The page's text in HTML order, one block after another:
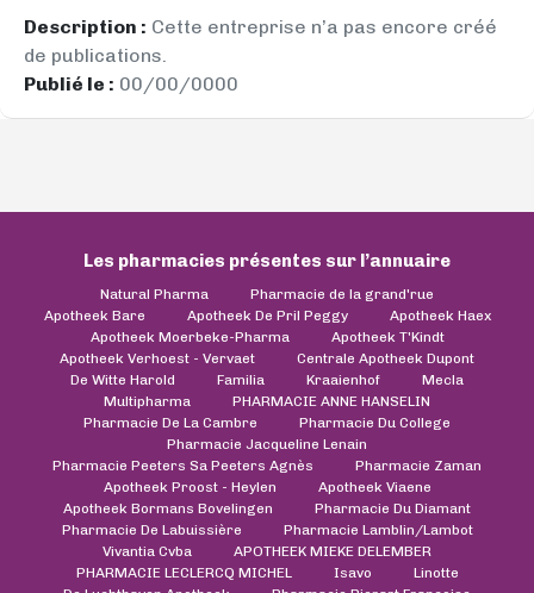
Description : Cette entreprise n’a pas encore créé
de publications.
Publié le : 00/00/0000
Les pharmacies présentes sur l’annuaire
Natural Pharma
Pharmacie de la grand'rue
Apotheek Bare
Apotheek De Pril Peggy
Apotheek Haex
Apotheek Moerbeke-Pharma
Apotheek T'Kindt
Apotheek Verhoest - Vervaet
Centrale Apotheek Dupont
De Witte Harold
Familia Kraaienhof
Mecla
Multipharma
PHARMACIE ANNE HANSELIN
Pharmacie De La Cambre
Pharmacie Du College
Pharmacie Jacqueline Lenain
Pharmacie Peeters Sa Peeters Agnès
Pharmacie Zaman
Apotheek Proost - Heylen
Apotheek Viaene
Apotheek Bormans Bovelingen
Pharmacie Du Diamant
Pharmacie De Labuissière
Pharmacie Lamblin/Lambot
Vivantia Cvba
APOTHEEK MIEKE DELEMBER
PHARMACIE LECLERCQ MICHEL
Isavo
Linotte